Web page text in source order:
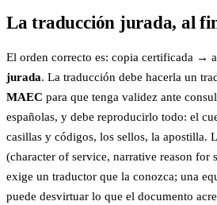
La traducción jurada, al
El orden correcto es: copia certificada →
jurada. La traducción debe hacerla un
MAEC para que tenga validez ante
españolas, y debe reproducirlo todo: el
casillas y códigos, los sellos, la apostilla.
(character of service, narrative reason for
exige un traductor que la conozca; una
puede desvirtuar lo que el documento